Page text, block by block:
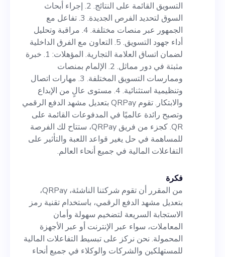
مهارات اتصال وتنظيمية استثنائية.
4. مستوى عالٍ من الإبداع
والابتكار. تقوم QRPay بتعديل
مشهد الدفع الرقمي وتصبح رائدة
عالميًا في المدفوعات القائمة
على QR. كجزء من فريق
QRPay، ستتاح لك الفرصة
للمساهمة في حل يغير قواعد
اللعبة والتأثير على التفاعلات
المالية في جميع أنحاء العالم.
التسويق القائمة على النتائج. 2. إجراء أبحاث
السوق لتحديد الفرص الجديدة. 3. تفاعل مع
الجمهور عبر منصات مختلفة. 4. مراقبة وتحليل
أداء جهود التسويق. 5. التعاون مع الفرق الداخلية
لضمان اتساق العلامة التجارية. المؤهلات: 1. خبرة
مثبتة في دور مماثل. 2. الإلمام بمنصات
وممارسات التسويق المختلفة. 3. مهارات اتصال
وتنظيمية استثنائية. 4. مستوى عالٍ من الإبداع
والابتكار. تقوم QRPay بتعديل مشهد الدفع الرقمي
وتصبح رائدة عالميًا في المدفوعات القائمة على
QR. كجزء من فريق QRPay، ستتاح لك الفرصة
للمساهمة في حل يغير قواعد اللعبة والتأثير على
التفاعلات المالية في جميع أنحاء العالم.
فكرة
من المقرر أن تقوم شركتنا الناشئة، QRPay،
بتعديل مشهد الدفع الرقمي، باستخدام تقنية رمز
الاستجابة السريعة لتضخيم سهولة وأمان
المعاملات، سواء عبر الإنترنت أو عبر الأجهزة
المحمولة. نحن نركز على تبسيط التفاعلات المالية
للمستهلكين والشركات والوكلاء في جميع أنحاء